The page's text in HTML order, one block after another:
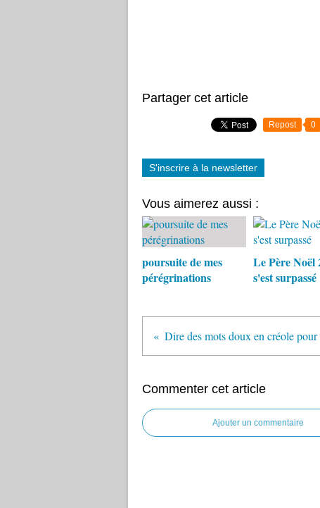
Partager cet article
Repost 0
S'inscrire à la newsletter
Vous aimerez aussi :
poursuite de mes
pérégrinations
Le Père Noël
s'est surpassé
Commenter cet article
Ajouter un commentaire